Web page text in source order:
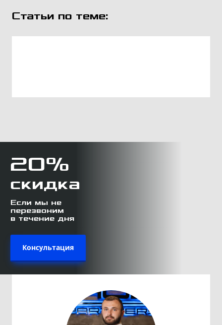
Статьи по теме:
20%
скидка
Если мы не
перезвоним
в течение дня
Консультация